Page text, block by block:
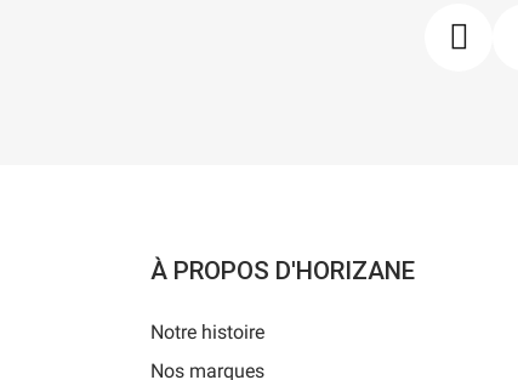
À PROPOS D'HORIZANE
Notre histoire
Nos marques